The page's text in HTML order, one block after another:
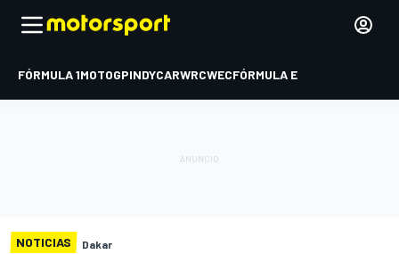
FÓRMULA 1MOTOGPINDYCARWRCWECFÓRMULA E
NOTICIAS Dakar